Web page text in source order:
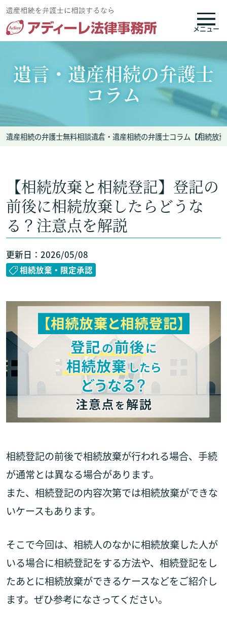
メニュー
遺言・遺産相続の弁護士
コラム
遺産相続の弁護士無料相談遺言・遺産相続の弁護士コラム 【相続放
【相続放棄と相続登記】登記の
前後に相続放棄したらどうな
る？注意点を解説
更新日：2026/05/08
相続放棄・限定承認
相続登記の前後で相続放棄が行われる場合、手続
が通常とは異なる場合があります。
また、相続登記の内容次第では相続放棄ができな
いケースもあります。
そこで今回は、相続人のなかに相続放棄した人が
いる場合に相続登記をする方法や、相続登記をし
たあとに相続放棄ができるケースなどをご紹介し
ます。ぜひ参考になさってください。